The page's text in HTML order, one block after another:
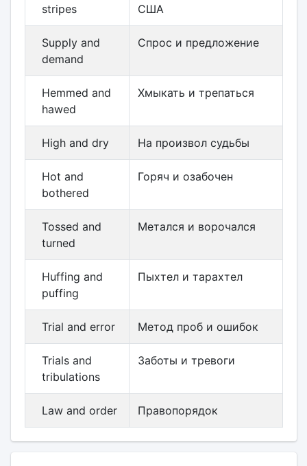
stripes
США
Supply and
demand
Спрос и предложение
Hemmed and
hawed
Хмыкать и трепаться
High and dry На произвол судьбы
Hot and
bothered
Горяч и озабочен
Tossed and
turned
Метался и ворочался
Huffing and
puffing
Пыхтел и тарахтел
Trial and error Метод проб и ошибок
Trials and
tribulations
Заботы и тревоги
Law and order Правопорядок